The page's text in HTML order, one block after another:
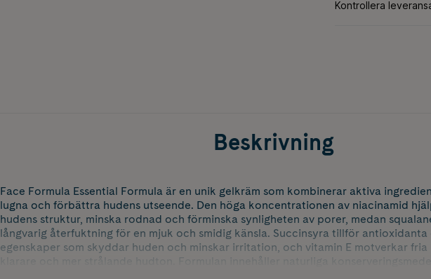
Beskrivning
Face Formula Essential Formula är en unik gelkräm som kombinerar aktiva
lugna och förbättra hudens utseende. Den höga koncentrationen av niacinamid
hudens struktur, minska rodnad och förminska synligheten av porer, medan
långvarig återfuktning för en mjuk och smidig känsla. Succinsyra tillför antioxidanta
egenskaper som skyddar huden och minskar irritation, och vitamin E motverkar
klarare och mer strålande hudton. Formulan innehåller naturliga